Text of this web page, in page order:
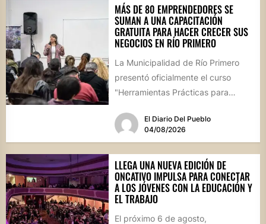
MÁS DE 80 EMPRENDEDORES SE
SUMAN A UNA CAPACITACIÓN
GRATUITA PARA HACER CRECER SUS
NEGOCIOS EN RÍO PRIMERO
La Municipalidad de Río Primero
presentó oficialmente el curso
"Herramientas Prácticas para
destinada a emprendedores,...
El Diario Del Pueblo
04/08/2026
LLEGA UNA NUEVA EDICIÓN DE
ONCATIVO IMPULSA PARA CONECTAR
A LOS JÓVENES CON LA EDUCACIÓN Y
EL TRABAJO
El próximo 6 de agosto,